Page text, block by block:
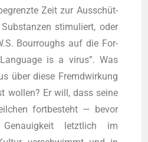
Zeit zur Aus­schüt­
sti­mu­liert, oder
Bour­roughs auf die For­
is a virus”. Was
über die­se Fremd­wir­kung
wol­len? Er will, dass sei­ne
fort­be­steht — bevor
letzt­lich im